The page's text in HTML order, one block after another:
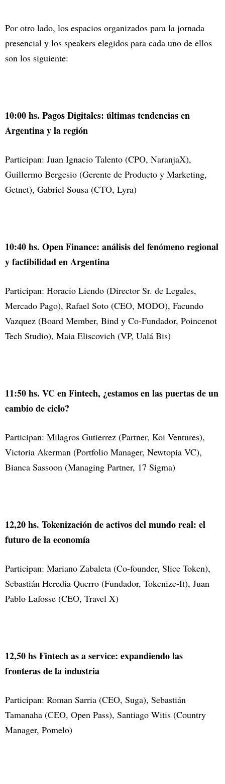
Por otro lado, los espacios organizados para la jornada
presencial y los speakers elegidos para cada uno de ellos
son los siguiente:
10:00 hs. Pagos Digitales: últimas tendencias en
Argentina y la región
Participan: Juan Ignacio Talento (CPO, NaranjaX),
Guillermo Bergesio (Gerente de Producto y Marketing,
Getnet), Gabriel Sousa (CTO, Lyra)
10:40 hs. Open Finance: análisis del fenómeno regional
y factibilidad en Argentina
Participan: Horacio Liendo (Director Sr. de Legales,
Mercado Pago), Rafael Soto (CEO, MODO), Facundo
Vazquez (Board Member, Bind y Co-Fundador, Poincenot
Tech Studio), Maia Eliscovich (VP, Ualá Bis)
11:50 hs. VC en Fintech, ¿estamos en las puertas de un
cambio de ciclo?
Participan: Milagros Gutierrez (Partner, Koi Ventures),
Victoria Akerman (Portfolio Manager, Newtopia VC),
Bianca Sassoon (Managing Partner, 17 Sigma)
12,20 hs. Tokenización de activos del mundo real: el
futuro de la economía
Participan: Mariano Zabaleta (Co-founder, Slice Token),
Sebastián Heredia Querro (Fundador, Tokenize-It), Juan
Pablo Lafosse (CEO, Travel X)
12,50 hs Fintech as a service: expandiendo las
fronteras de la industria
Participan: Roman Sarria (CEO, Suga), Sebastián
Tamanaha (CEO, Open Pass), Santiago Witis (Country
Manager, Pomelo)